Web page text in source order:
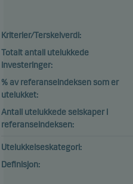
Kriterier/Terskelverdi:
Totalt antall utelukkede
investeringer:
% av referanseindeksen som er
utelukket:
Antall utelukkede selskaper i
referanseindeksen:
Utelukkelseskategori:
Definisjon: